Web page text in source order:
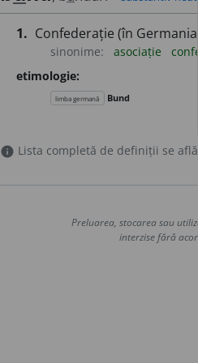
1. Confederație (în Germania
sinonime: asociație
etimologie:
limba germană Bund
info Lista completă de definiții se
Preluarea, stocarea sau
interzise fără